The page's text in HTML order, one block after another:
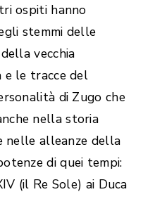
ospiti hanno
stemmi delle
vecchia
e le tracce del
di Zugo che
nella storia
nelle alleanze della
di quei tempi:
(il Re Sole) ai Duca